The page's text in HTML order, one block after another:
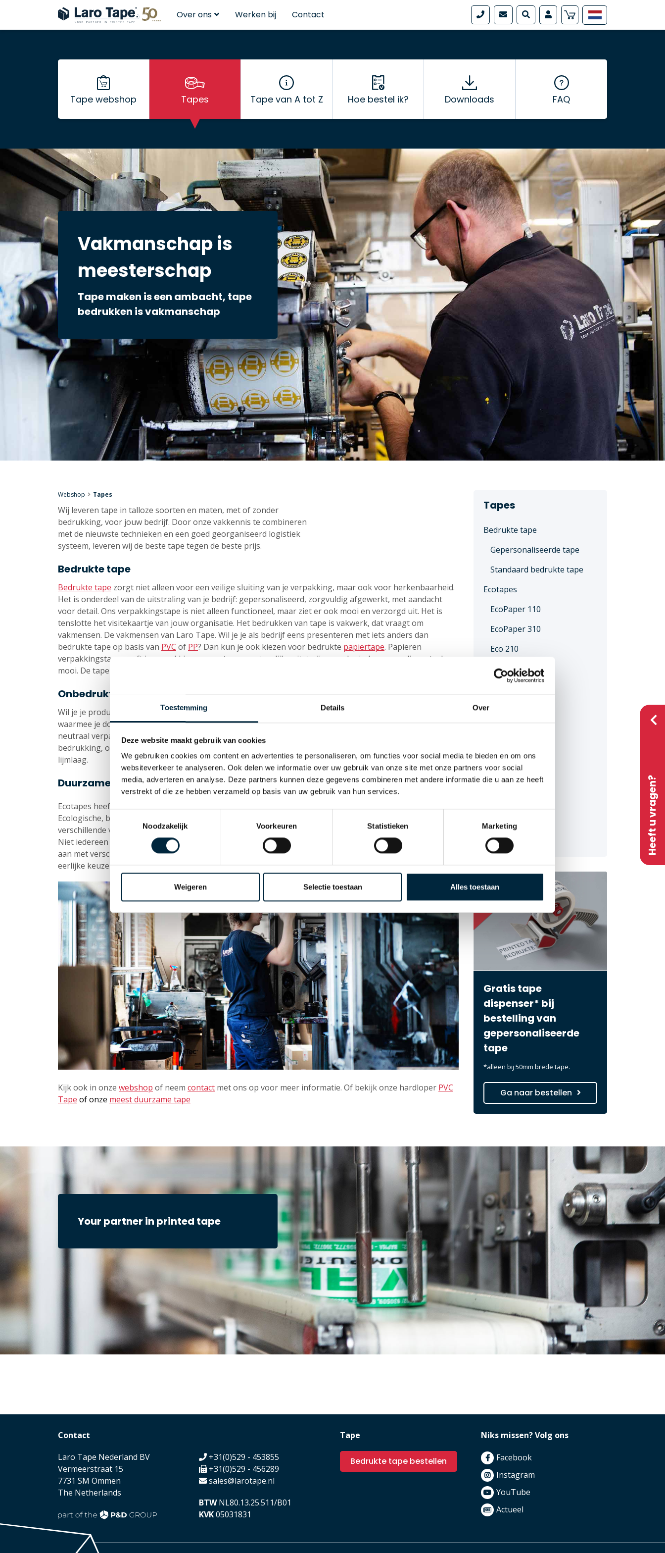
Toestemming Details Over
Deze website maakt gebruik van cookies
We gebruiken cookies om content en advertenties te personaliseren, om functies voor social media te bieden en om ons
websiteverkeer te analyseren. Ook delen we informatie over uw gebruik van onze site met onze partners voor social
media, adverteren en analyse. Deze partners kunnen deze gegevens combineren met andere informatie die u aan ze heeft
verstrekt of die ze hebben verzameld op basis van uw gebruik van hun services.
Noodzakelijk
Voorkeuren Statistieken Marketing
Weigeren Selectie toestaan Alles toestaan
Heeft u vragen?
Over ons Werken bij Contact
Tape webshop Tapes Tape van A tot Z Hoe bestel ik? Downloads FAQ
Vakmanschap is
meesterschap
Tape maken is een ambacht, tape
bedrukken is vakmanschap
Webshop Tapes
Wij leveren tape in talloze soorten en maten, met of zonder
bedrukking, voor jouw bedrijf. Door onze vakkennis te combineren
met de nieuwste technieken en een goed georganiseerd logistiek
systeem, leveren wij de beste tape tegen de beste prijs.
Bedrukte tape
Bedrukte tape zorgt niet alleen voor een veilige sluiting van je verpakking, maar ook voor herkenbaarheid.
Het is onderdeel van de uitstraling van je bedrijf: gepersonaliseerd, zorgvuldig afgewerkt, met aandacht
voor detail. Ons verpakkingstape is niet alleen functioneel, maar ziet er ook mooi en verzorgd uit. Het is
tenslotte het visitekaartje van jouw organisatie. Het bedrukken van tape is vakwerk, dat vraagt om
vakmensen. De vakmensen van Laro Tape. Wil je je als bedrijf eens presenteren met iets anders dan
bedrukte tape op basis van PVC of PP? Dan kun je ook kiezen voor bedrukte papiertape. Papieren
verpakkingstape geeft je verpakking een wat meer natuurlijke uitstraling: ecologisch, eenvoudig en toch
mooi. De tape heeft als basis een kleeflaag van natuurrubber.
Onbedrukte tape
Wil je je producten liever neutraal verpakken? Dan is
het kostenbesparende alternatief
waarmee je dozen stevig en betrouwbaar sluit, klaar voor verzending. Ook wanneer je producten liever
neutraal verpakt, kun je bij ons terecht. Laro Tape levert een drietal soorten verpakkingstape zonder
bedrukking, onbedrukte tape dus. Deze tapes verschillen in het soort folie, de kleur van de folie en de
lijmlaag.
Duurzame tape: Ecotapes
Ecotapes heeft grote voordelen voor zowel het milieu als voor de gebruikers van bedrukte tape.
Ecologische, bedrukte tape met de kwaliteit die u van ons gewend bent!
verschillende varianten beschikbaar bij Laro Tape. Zo zijn er ecologische tapes van papier en van kunststof.
Niet iedereen heeft dezelfde behoeften als het gaat om duurzaamheid. Daarom biedt Laro Tape Ecotapes
aan met verschillende mate van duurzaamheid, voorzien van transparante informatie. Zo kan iedereen een
eerlijke keuze maken die het beste bij ze past.
Kijk ook in onze webshop of neem contact met ons op voor meer informatie. Of bekijk onze hardloper PVC
Tape ofonze meest duurzame tape
Tapes
Bedrukte tape
Gepersonaliseerde tape
Standaard bedrukte tape
Ecotapes
EcoPaper 110
EcoPaper 310
Eco 210
Onbedrukte tape
PP-Hotmelt
Duurzaam
Tape dispensers
Stretch folie
Afzetlint
Gratis tape
dispenser* bij
bestelling van
gepersonaliseerde
tape
*alleen bij 50mm brede tape.
Ga naar bestellen
Your partner in printed tape
Contact
Laro Tape Nederland BV
Vermeerstraat 15
7731 SM Ommen
The Netherlands
+31(0)529 - 453855
+31(0)529 - 456289
sales@larotape.nl
BTWNL80.13.25.511/B01
KVK05031831
Tape
Bedrukte tape bestellen
Niks missen? Volg ons
Facebook
Instagram
YouTube
Actueel